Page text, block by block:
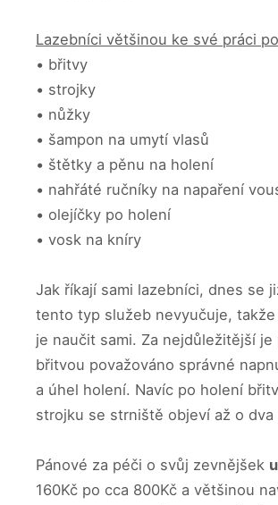
Lazebníci většinou ke své práci
• břitvy
• strojky
• nůžky
• šampon na umytí vlasů
• štětky a pěnu na holení
• nahřáté ručníky na napaření
• olejíčky po holení
• vosk na kníry
Jak říkají sami lazebníci, dnes se
tento typ služeb nevyučuje,
je naučit sami. Za nejdůležitější je
břitvou považováno správné
a úhel holení. Navíc po holení
strojku se strniště objeví až o dva
Pánové za péči o svůj zevnějšek
160Kč po cca 800Kč a většinou